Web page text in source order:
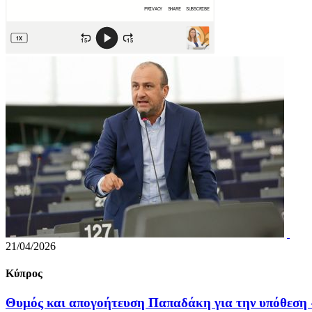
21/04/2026
Κύπρος
Θυμός και απογοήτευση Παπαδάκη για την υπόθεση